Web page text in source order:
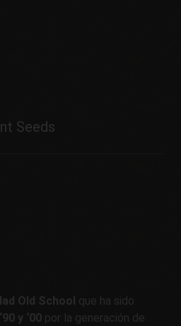
Seeds
Old School que ha sido
y ‘00 por la generación de